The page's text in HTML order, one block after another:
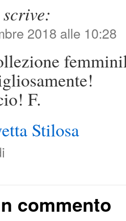
scrive:
2018 alle 10:28
F.
Stilosa
commento